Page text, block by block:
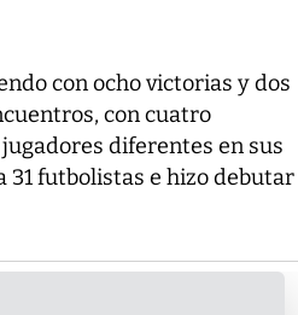
con ocho victorias y dos
con cuatro
diferentes en sus
31 futbolistas e hizo debutar